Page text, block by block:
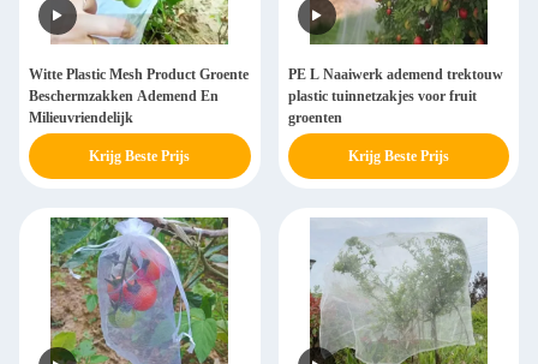
Witte Plastic Mesh Product Groente
Beschermzakken Ademend En
Milieuvriendelijk
Krijg Beste Prijs
PE L Naaiwerk ademend trektouw
plastic tuinnetzakjes voor fruit
groenten
Krijg Beste Prijs